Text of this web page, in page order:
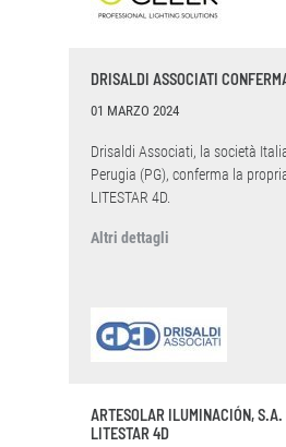
DRISALDI ASSOCIATI
01 MARZO 2024
Drisaldi Associati, la società
Perugia (PG), conferma la
LITESTAR 4D.
Altri dettagli
ARTESOLAR ILUMINACIÓN, S.A.
LITESTAR 4D